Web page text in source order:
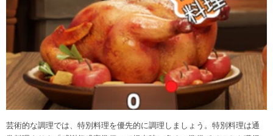
芸術的な調理では、特別料理を優先的に調理しましょう。特別料理は通